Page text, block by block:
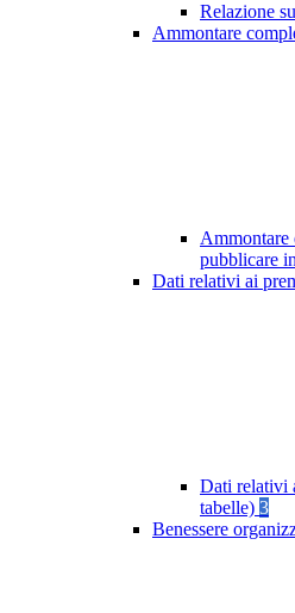
Relazione
Ammontare
Ammontare
pubblicare
Dati relativi ai
Dati relativi
tabelle) 3
Benessere